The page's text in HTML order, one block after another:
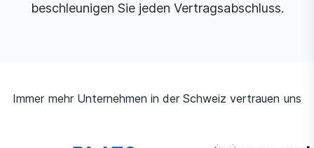
beschleunigen Sie jeden Vertragsabschluss.
Immer mehr Unternehmen in der Schweiz vertrauen uns